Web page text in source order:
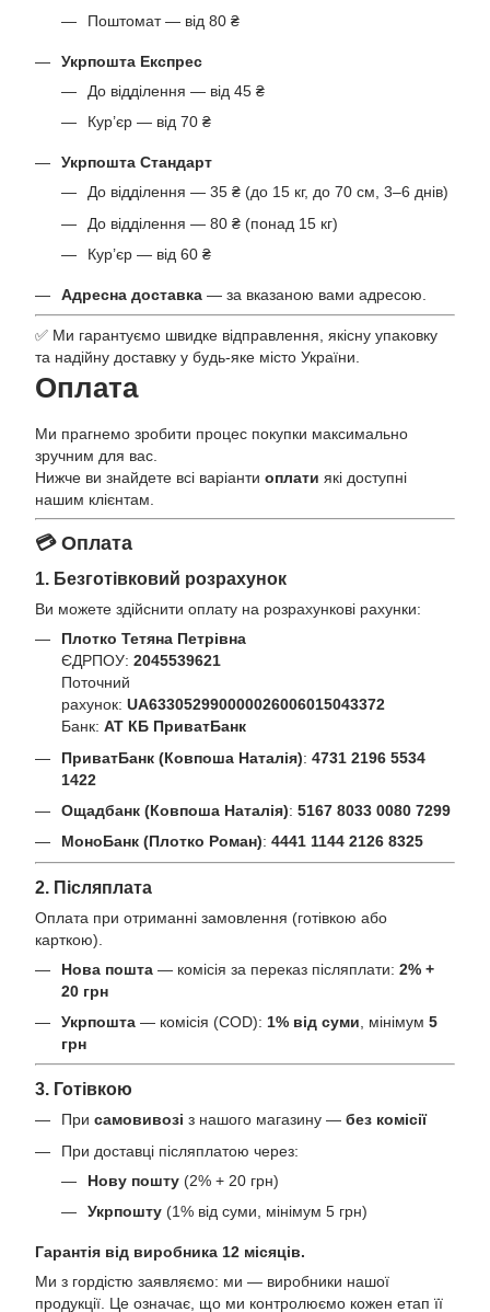
Поштомат — від 80 ₴
Укрпошта Експрес
До відділення — від 45 ₴
Кур’єр — від 70 ₴
Укрпошта Стандарт
До відділення — 35 ₴ (до 15 кг, до 70 см, 3–6 днів)
До відділення — 80 ₴ (понад 15 кг)
Кур’єр — від 60 ₴
Адресна доставка — за вказаною вами адресою.
✅ Ми гарантуємо швидке відправлення, якісну упаковку
та надійну доставку у будь-яке місто України.
Оплата
Ми прагнемо зробити процес покупки максимально
зручним для вас.
Нижче ви знайдете всі варіанти оплати які доступні
нашим клієнтам.
💳 Оплата
1. Безготівковий розрахунок
Ви можете здійснити оплату на розрахункові рахунки:
Плотко Тетяна Петрівна
ЄДРПОУ: 2045539621
Поточний
рахунок: UA633052990000026006015043372
Банк: АТ КБ ПриватБанк
ПриватБанк (Ковпоша Наталія): 4731 2196 5534
1422
Ощадбанк (Ковпоша Наталія): 5167 8033 0080 7299
МоноБанк (Плотко Роман): 4441 1144 2126 8325
2. Післяплата
Оплата при отриманні замовлення (готівкою або
карткою).
Нова пошта — комісія за переказ післяплати: 2% +
20 грн
Укрпошта — комісія (COD): 1% від суми , мінімум 5
грн
3. Готівкою
При самовивозі з нашого магазину — без комісії
При доставці післяплатою через:
Нову пошту (2% + 20 грн)
Укрпошту (1% від суми, мінімум 5 грн)
Гарантія від виробника 12 місяців.
Ми з гордістю заявляємо: ми — виробники нашої
продукції. Це означає, що ми контролюємо кожен етап її